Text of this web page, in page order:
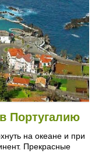
Португалию
на океане и при
Прекрасные